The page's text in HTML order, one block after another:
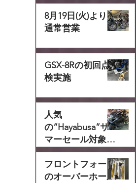
8月19日(火)より
通常営業
GSX-8Rの初回点
検実施
人気
の“Hayabusa”サ
マーセール対象で
す‼
フロントフォーク
のオーバーホール